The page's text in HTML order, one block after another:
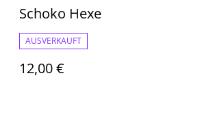
Schoko Hexe
AUSVERKAUFT
12,00 €